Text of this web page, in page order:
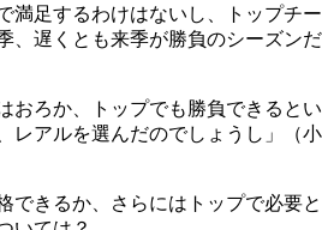
満足するわけはないし、トップチー
、遅くとも来季が勝負のシーズンだ
おろか、トップでも勝負できるとい
レアルを選んだのでしょうし」（小
できるか、さらにはトップで必要と